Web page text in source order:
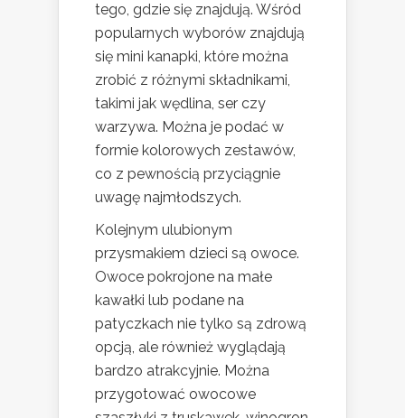
tego, gdzie się znajdują. Wśród
popularnych wyborów znajdują
się mini kanapki, które można
zrobić z różnymi składnikami,
takimi jak wędlina, ser czy
warzywa. Można je podać w
formie kolorowych zestawów,
co z pewnością przyciągnie
uwagę najmłodszych.
Kolejnym ulubionym
przysmakiem dzieci są owoce.
Owoce pokrojone na małe
kawałki lub podane na
patyczkach nie tylko są zdrową
opcją, ale również wyglądają
bardzo atrakcyjnie. Można
przygotować owocowe